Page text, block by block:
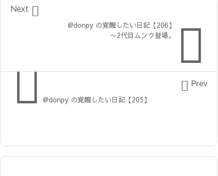

@donpy の覚醒したい日記【206】
〜2代目ムンク登場。

Next
@donpy の覚醒したい日記【205】
 Prev